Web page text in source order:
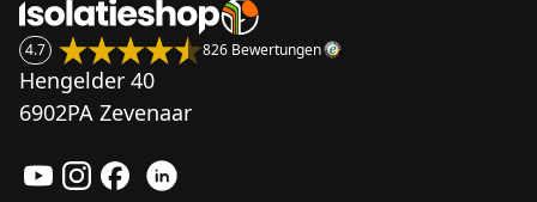
4.7 826 Bewertungen
Hengelder 40
6902PA Zevenaar